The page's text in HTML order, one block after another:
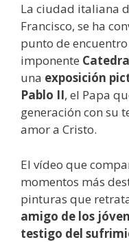
La ciudad italiana
Francisco, se ha
punto de
imponente
una exposición
Pablo II, el Papa
generación con su
amor a Cristo.
El vídeo que
momentos más
pinturas que
amigo de los
testigo del